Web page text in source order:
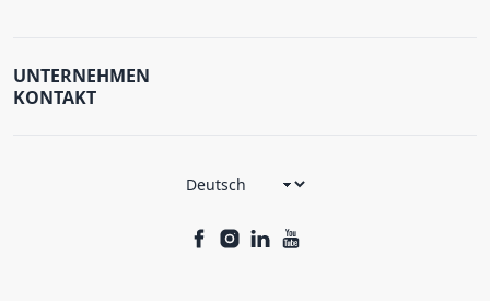
UNTERNEHMEN
KONTAKT